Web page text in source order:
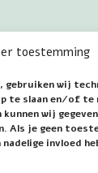
toestemming
gebruiken wij
te slaan en/of te
wij
Als je geen
invloed